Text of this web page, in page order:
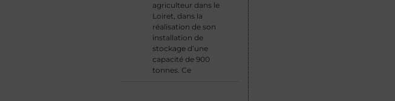
agriculteur dans le
Loiret, dans la
réalisation de son
installation de
stockage d’une
capacité de 900
tonnes. Ce